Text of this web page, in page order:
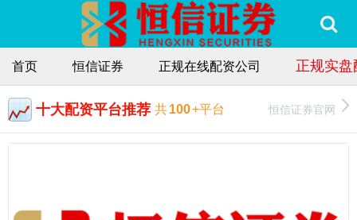
首页 恒信证券 正规在线配资公司 正规实
十大配资平台推荐 共100+平台 恒信证券官网